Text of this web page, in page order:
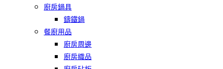
廚房鍋具
鑄鐵鍋
餐廚用品
廚房周邊
廚房織品